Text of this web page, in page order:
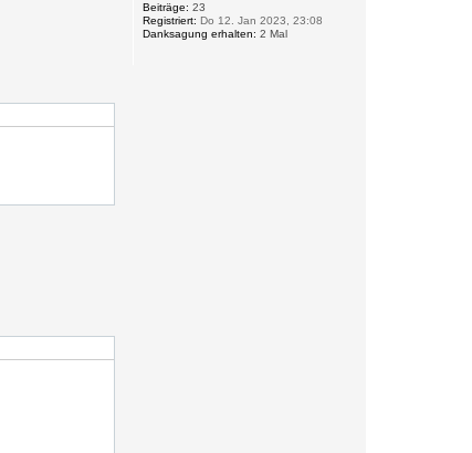
Beiträge: 23
Registriert: Do 12. Jan 2023, 23:08
Danksagung erhalten: 2 Mal